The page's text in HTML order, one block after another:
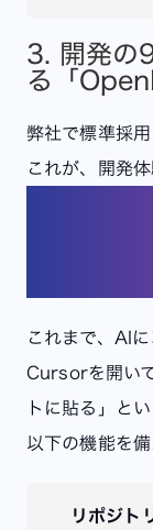
3. 開発の
る「
弊社で標準採
これが、開発
これまで、AI
Cursorを開い
トに貼る」と
以下の機能を備
リポジト